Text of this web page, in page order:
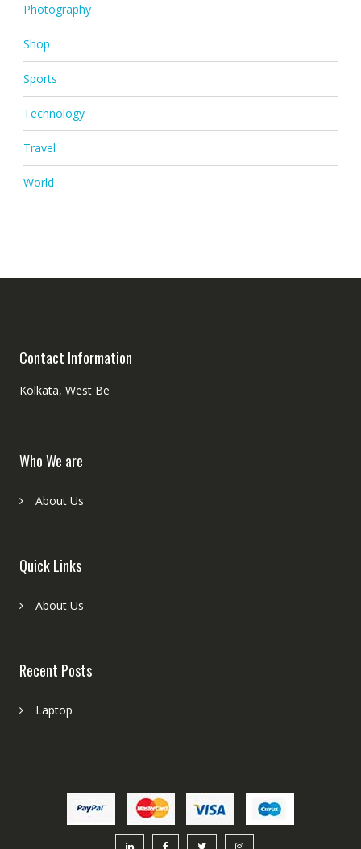
Photography
Shop
Sports
Technology
Travel
World
Contact Information
Kolkata, West Be
Who We are
About Us
Quick Links
About Us
Recent Posts
Laptop